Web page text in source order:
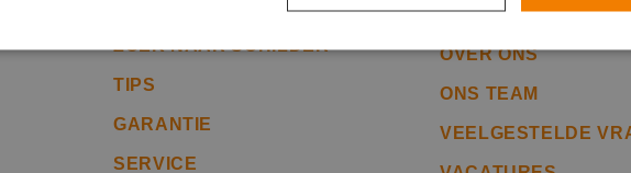
ZOEK NAAR SCHILDER
TIPS
GARANTIE
SERVICE
CONTACT OPNEMEN
OVER ONS
ONS TEAM
VEELGESTELDE
Strikt noodzakelijk Functioneel Niet-geclassificeerd
Strikt noodzakelijke cookies maken de kernfunctionaliteiten van de website mogelijk, zoals